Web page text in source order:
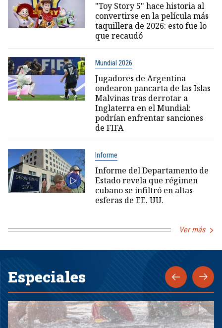
"Toy Story 5" hace historia al
convertirse en la película más
taquillera de 2026: esto fue lo
que recaudó
Mundial 2026
Jugadores de Argentina
ondearon pancarta de las Islas
Malvinas tras derrotar a
Inglaterra en el Mundial:
podrían enfrentar sanciones
de FIFA
Informe
Informe del Departamento de
Estado revela que régimen
cubano se infiltró en altas
esferas de EE. UU.
Ver más
Especiales